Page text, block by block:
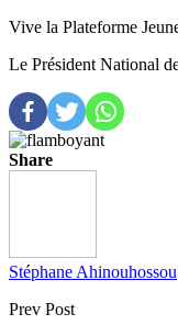
Vive la Plateforme
Le Président National
Share
Stéphane Ahinouhossou
Prev Post